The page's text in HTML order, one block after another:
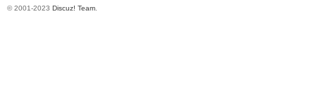
© 2001-2023 Discuz! Team